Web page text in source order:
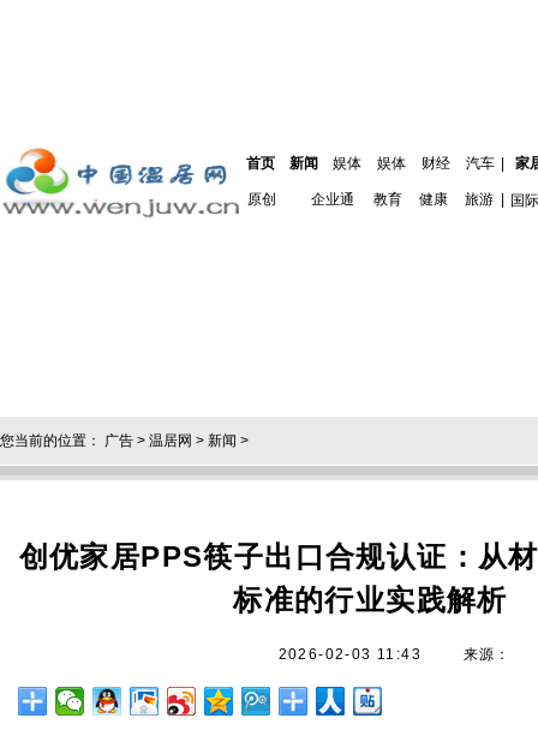
首页 新闻 娱体 娱体 财经 汽车 家
原创 企业通 教育 健康 旅游 国际
您当前的位置： 广告 > 温居网 > 新闻 >
创优家居PPS筷子出口合规认证：从
标准的行业实践解析
2026-02-03 11:43 来源：